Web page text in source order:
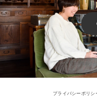
プライバシーポリシ